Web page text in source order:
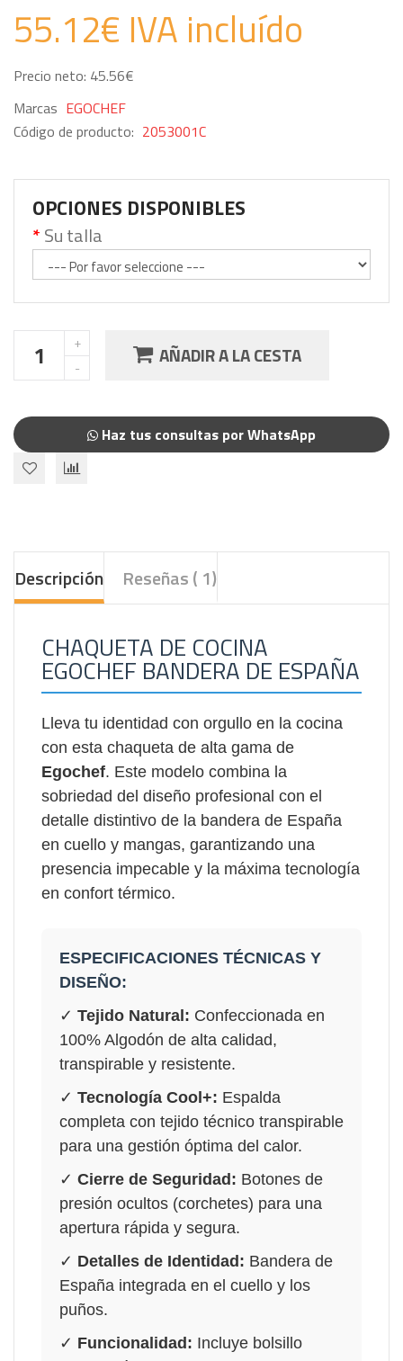
55.12€ IVA incluído
Precio neto: 45.56€
Marcas EGOCHEF
Código de producto: 2053001C
OPCIONES DISPONIBLES
Su talla
AÑADIR A LA CESTA
Haz tus consultas por WhatsApp
Descripción Reseñas ( 1)
CHAQUETA DE COCINA
EGOCHEF BANDERA DE ESPAÑA
Lleva tu identidad con orgullo en la cocina
con esta chaqueta de alta gama de
Egochef. Este modelo combina la
sobriedad del diseño profesional con el
detalle distintivo de la bandera de España
en cuello y mangas, garantizando una
presencia impecable y la máxima tecnología
en confort térmico.
ESPECIFICACIONES TÉCNICAS Y
DISEÑO:
✓ Tejido Natural: Confeccionada en
100% Algodón de alta calidad,
transpirable y resistente.
✓ Tecnología Cool+: Espalda
completa con tejido técnico transpirable
para una gestión óptima del calor.
✓ Cierre de Seguridad: Botones de
presión ocultos (corchetes) para una
apertura rápida y segura.
✓ Detalles de Identidad: Bandera de
España integrada en el cuello y los
puños.
✓ Funcionalidad: Incluye bolsillo